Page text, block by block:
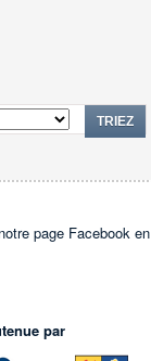
TRIEZ
page Facebook en
par